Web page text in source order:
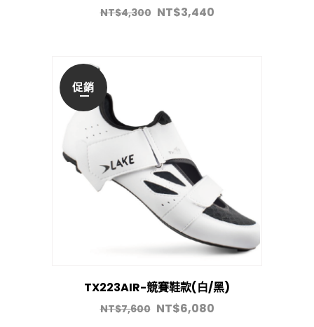
NT$4,300 NT$3,440
促銷
TX223AIR-競賽鞋款(白/黑)
NT$7,600 NT$6,080